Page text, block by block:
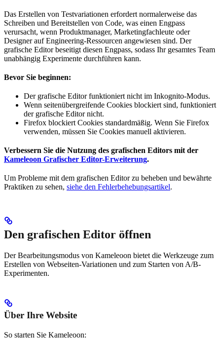
Das Erstellen von Testvariationen erfordert normalerweise das
Schreiben und Bereitstellen von Code, was einen Engpass
verursacht, wenn Produktmanager, Marketingfachleute oder
Designer auf Engineering-Ressourcen angewiesen sind. Der
grafische Editor beseitigt diesen Engpass, sodass Ihr gesamtes Team
unabhängig Experimente durchführen kann.
Bevor Sie beginnen:
Der grafische Editor funktioniert nicht im Inkognito-Modus.
Wenn seitenübergreifende Cookies blockiert sind, funktioniert
der grafische Editor nicht.
Firefox blockiert Cookies standardmäßig. Wenn Sie Firefox
verwenden, müssen Sie Cookies manuell aktivieren.
Verbessern Sie die Nutzung des grafischen Editors mit der
Kameleoon Grafischer Editor-Erweiterung.
Um Probleme mit dem grafischen Editor zu beheben und bewährte
Praktiken zu sehen, siehe den Fehlerbehebungsartikel.
Den grafischen Editor öffnen
Der Bearbeitungsmodus von Kameleoon bietet die Werkzeuge zum
Erstellen von Webseiten-Variationen und zum Starten von A/B-
Experimenten.
Über Ihre Website
So starten Sie Kameleoon: